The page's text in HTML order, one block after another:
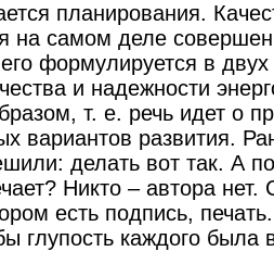
планирования.
на самом деле
формулируется в
и надежности
т. е. речь идет о
вариантов развития.
делать вот так. А
Никто – автора нет.
есть подпись,
глупость каждого была